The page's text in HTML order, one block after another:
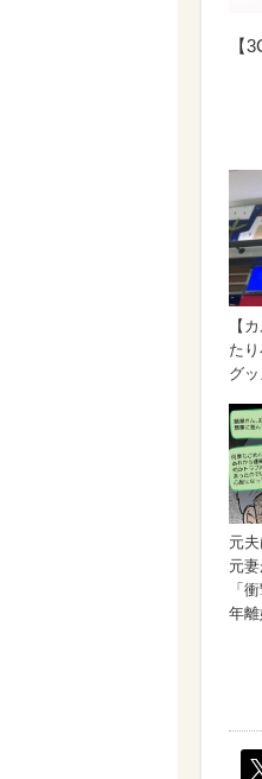
【